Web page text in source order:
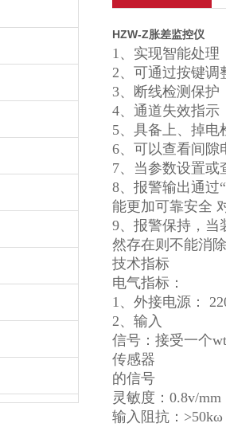
HZW-Z胀差监控仪
1、实现智能处理
2、可通过按键调
3、断线检测保护
4、通道失效指示
5、具备上、掉电
6、可以查看间隙
7、当参数设置或
8、报警输出通过
能更加可靠安全
9、报警保持，当
然存在则不能消除
技术指标
电气指标：
1、外接电源：
2、输入
信号：接受一个
传感器
的信号
灵敏度：0.8v/mm
输入阻抗：>50kω